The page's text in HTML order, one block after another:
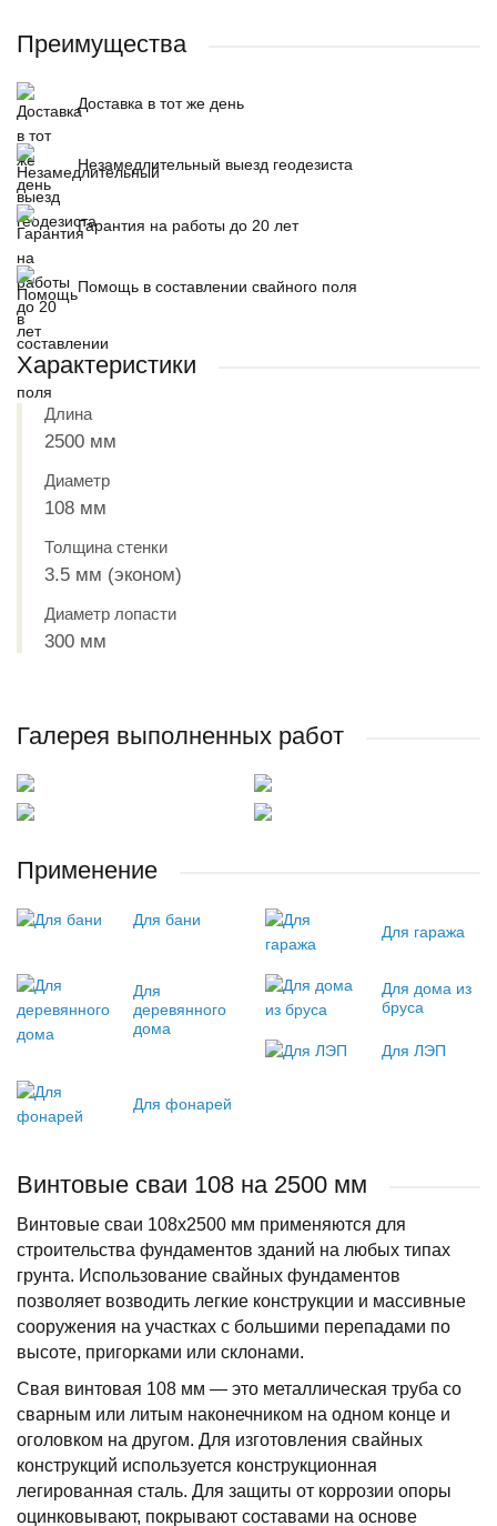
Преимущества
Доставка в тот же день
Незамедлительный выезд геодезиста
Гарантия на работы до 20 лет
Помощь в составлении свайного поля
Характеристики
Длина
2500 мм
Диаметр
108 мм
Толщина стенки
3.5 мм (эконом)
Диаметр лопасти
300 мм
Галерея выполненных работ
Применение
Для бани
Для гаража
Для
деревянного
дома
Для дома из
бруса
Для ЛЭП
Для фонарей
Винтовые сваи 108 на 2500 мм
Винтовые сваи 108х2500 мм применяются для
строительства фундаментов зданий на любых типах
грунта. Использование свайных фундаментов
позволяет возводить легкие конструкции и массивные
сооружения на участках с большими перепадами по
высоте, пригорками или склонами.
Свая винтовая 108 мм — это металлическая труба со
сварным или литым наконечником на одном конце и
оголовком на другом. Для изготовления свайных
конструкций используется конструкционная
легированная сталь. Для защиты от коррозии опоры
оцинковывают, покрывают составами на основе